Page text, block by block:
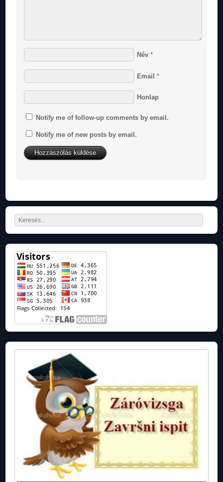
Név *
Email *
Honlap
Notify me of follow-up comments by email.
Notify me of new posts by email.